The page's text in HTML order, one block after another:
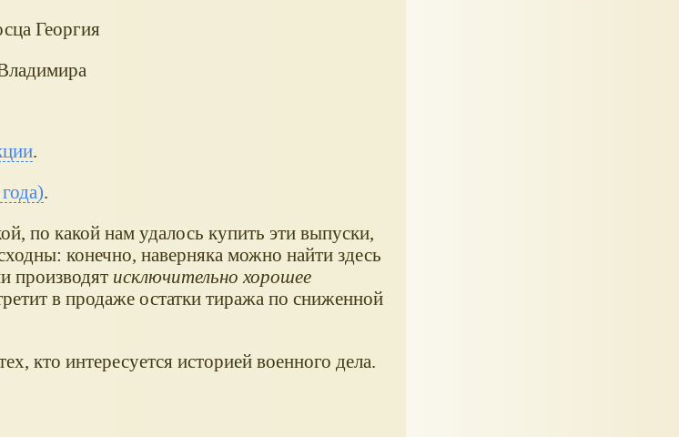
Георгия
.
.
по какой нам удалось купить эти выпуски,
конечно, наверняка можно найти здесь
производят исключительно хорошее
в продаже остатки тиража по сниженной
кто интересуется историей военного дела.